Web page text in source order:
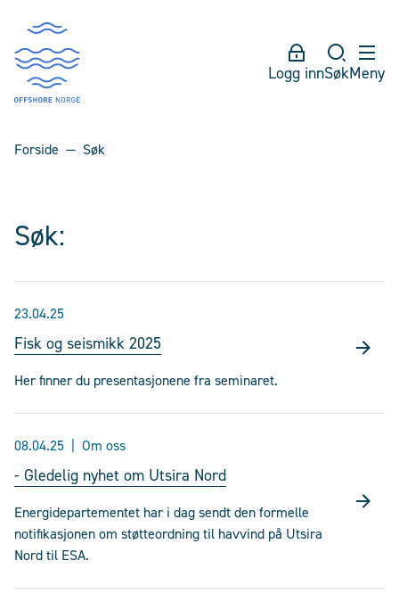
Logg innSøkMeny
Forside Søk
Søk:
23.04.25
Fisk og seismikk 2025
Her finner du presentasjonene fra seminaret.
08.04.25 Om oss
- Gledelig nyhet om Utsira Nord
Energidepartementet har i dag sendt den formelle
notifikasjonen om støtteordning til havvind på Utsira
Nord til ESA.